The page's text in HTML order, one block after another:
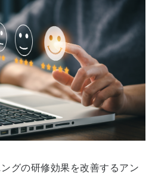
グの研修効果を改善するアン